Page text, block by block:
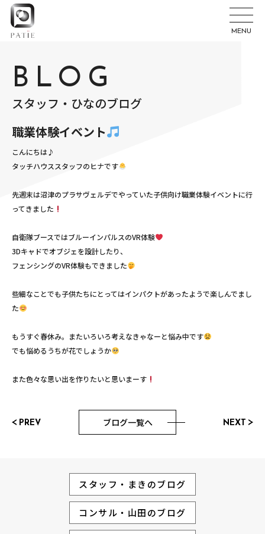
MENU
BLOG
スタッフ・ひなのブログ
職業体験イベント
こんにちは♪
タッチハウススタッフのヒナです
先週末は沼津のプラサヴェルデでやっていた子供向け職業体験イベントに行
ってきました
自衛隊ブースではブルーインパルスのVR体験
3Dキャドでオブジェを設計したり、
フェンシングのVR体験もできました
些細なことでも子供たちにとってはインパクトがあったようで楽しんでまし
た
もうすぐ春休み。またいろいろ考えなきゃなーと悩み中です
でも悩めるうちが花でしょうか
また色々な思い出を作りたいと思いまーす
PREV ブログ一覧へ NEXT
スタッフ・まきのブログ
コンサル・山田のブログ